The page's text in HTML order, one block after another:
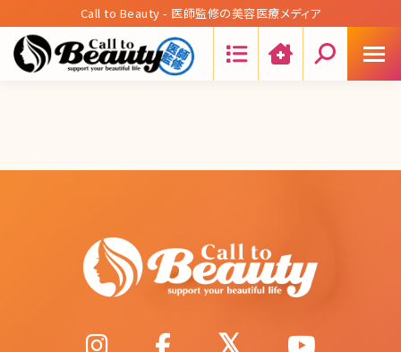
Call to Beauty - 医師監修の美容医療メディア